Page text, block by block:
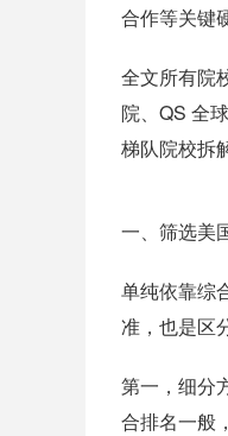
合作等关键
全文所有院
院、QS 全
梯队院校拆
一、筛选美
单纯依靠综
准，也是区
第一，细分
合排名一般